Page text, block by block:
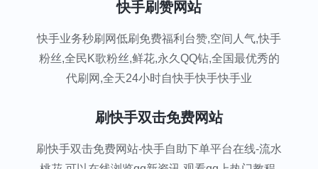
快手刷赞网站
快手业务秒刷网低刷免费福利台赞,空间人气,快手
粉丝,全民K歌粉丝,鲜花,永久QQ钻,全国最优秀的
代刷网,全天24小时自快手快手快手业
刷快手双击免费网站
刷快手双击免费网站-快手自助下单平台在线-流水